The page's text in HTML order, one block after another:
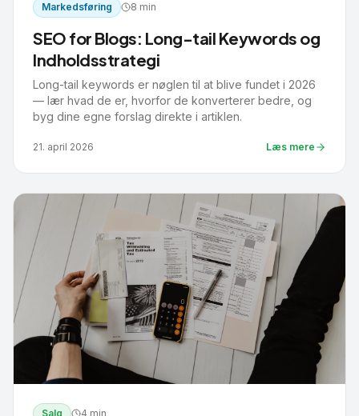
Markedsføring 8 min
SEO for Blogs: Long-tail Keywords og
Indholdsstrategi
Long-tail keywords er nøglen til at blive fundet i 2026
— lær hvad de er, hvorfor de konverterer bedre, og
byg dine egne forslag direkte i artiklen.
21. april 2026 Læs mere
Salg 4 min